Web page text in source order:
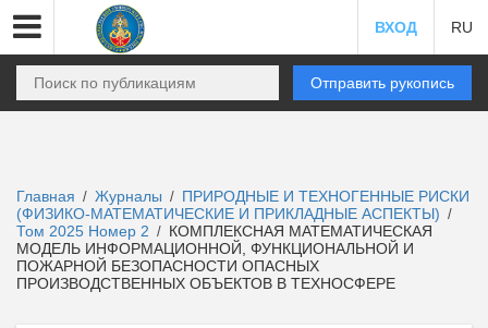
ВХОД RU
Отправить рукопись
Главная / Журналы / ПРИРОДНЫЕ И ТЕХНОГЕННЫЕ РИСКИ
(ФИЗИКО-МАТЕМАТИЧЕСКИЕ И ПРИКЛАДНЫЕ АСПЕКТЫ) /
Том 2025 Номер 2 / КОМПЛЕКСНАЯ МАТЕМАТИЧЕСКАЯ
МОДЕЛЬ ИНФОРМАЦИОННОЙ, ФУНКЦИОНАЛЬНОЙ И
ПОЖАРНОЙ БЕЗОПАСНОСТИ ОПАСНЫХ
ПРОИЗВОДСТВЕННЫХ ОБЪЕКТОВ В ТЕХНОСФЕРЕ